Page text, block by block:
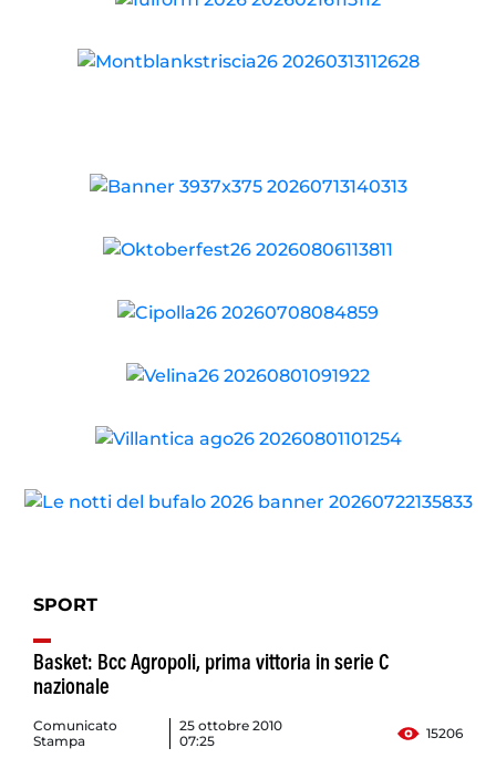
SPORT
Basket: Bcc Agropoli, prima vittoria in serie C
nazionale
Comunicato
Stampa
25 ottobre 2010
07:25
15206